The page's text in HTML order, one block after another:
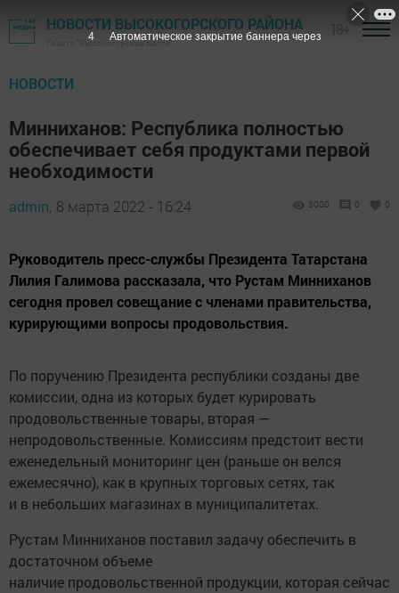
НОВОСТИ ВЫСОКОГОРСКОГО РАЙОНА
Газета "Высокогорские вести"
НОВОСТИ
Минниханов: Республика полностью
обеспечивает себя продуктами первой
необходимости
admin, 8 марта 2022 - 16:24 3000 0 0
Руководитель пресс-службы Президента Татарстана
Лилия Галимова рассказала, что Рустам Минниханов
сегодня провел совещание с членами правительства,
курирующими вопросы продовольствия.
По поручению Президента республики созданы две
комиссии, одна из которых будет курировать
продовольственные товары, вторая —
непродовольственные. Комиссиям предстоит вести
еженедельный мониторинг цен (раньше он велся
ежемесячно), как в крупных торговых сетях, так
и в небольших магазинах в муниципалитетах.
Рустам Минниханов поставил задачу обеспечить в
достаточном объеме
наличие продовольственной продукции, которая сейчас
3 Автоматическое закрытие баннера через